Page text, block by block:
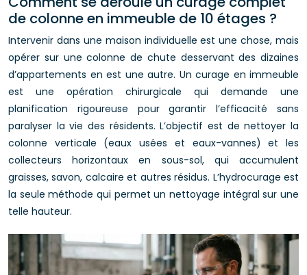
de colonne en immeuble de 10 étages ?
Intervenir dans une maison individuelle est une chose, mais
opérer sur une colonne de chute desservant des dizaines
d’appartements en est une autre. Un curage en immeuble
est une opération chirurgicale qui demande une
planification rigoureuse pour garantir l’efficacité sans
paralyser la vie des résidents. L’objectif est de nettoyer la
colonne verticale (eaux usées et eaux-vannes) et les
collecteurs horizontaux en sous-sol, qui accumulent
graisses, savon, calcaire et autres résidus. L’hydrocurage est
la seule méthode qui permet un nettoyage intégral sur une
telle hauteur.